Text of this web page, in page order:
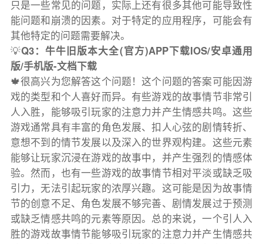
只是一些常见的问题，实际上还有很多其他可能导致性
能问题和崩溃的因素。对于特定的应用程序，可能会有
其他特定的问题需要解决。
💡Q3：牛牛旧版本大全(官方)APP下载IOS/安卓通用
版/手机版-文档下载
🍁很高兴为您解答这个问题！这个问题的答案可能因游
戏的类型和个人喜好而异。有些游戏的故事情节非常引
人入胜，能够吸引玩家的注意力并产生情感共鸣。这些
游戏通常具有丰富的角色发展、扣人心弦的剧情转折、
意想不到的情节发展以及深入的世界观构建。这些元素
能够让玩家沉浸在游戏的故事中，并产生强烈的情感体
验。然而，也有一些游戏的故事情节相对平淡或缺乏吸
引力，无法引起玩家的浓厚兴趣。这可能是因为故事情
节的创意不足、角色发展不够完善、剧情发展过于预测
或缺乏情感共鸣的元素等原因。总的来说，一个引人入
胜的游戏故事情节能够吸引玩家的注意力并产生情感共